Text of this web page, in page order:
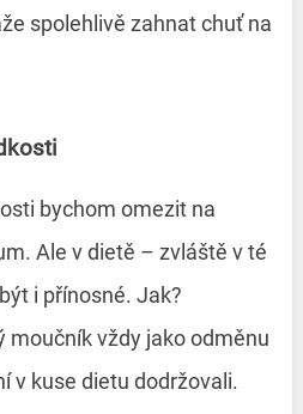
spolehlivě zahnat chuť na
bychom omezit na
Ale v dietě – zvláště v té
i přínosné. Jak?
moučník vždy jako odměnu
v kuse dietu dodržovali.